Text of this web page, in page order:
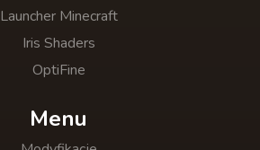
Launcher Minecraft
Iris Shaders
OptiFine
Menu